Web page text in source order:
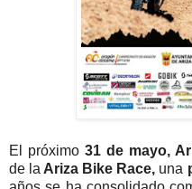
El próximo 31 de mayo,
de la Ariza Bike Race, una